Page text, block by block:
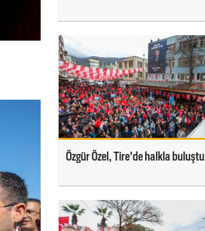
Özgür Özel, Tire'de halkla buluştu